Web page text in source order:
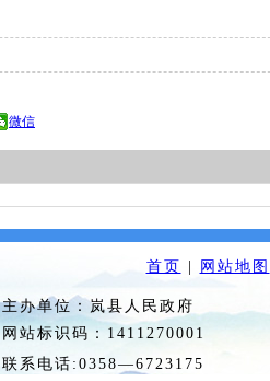
微信
首页 网站地图
主办单位：岚县人民政府
网站标识码：
联系电话